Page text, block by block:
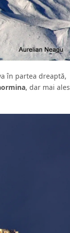
în partea dreaptă,
, dar mai ales